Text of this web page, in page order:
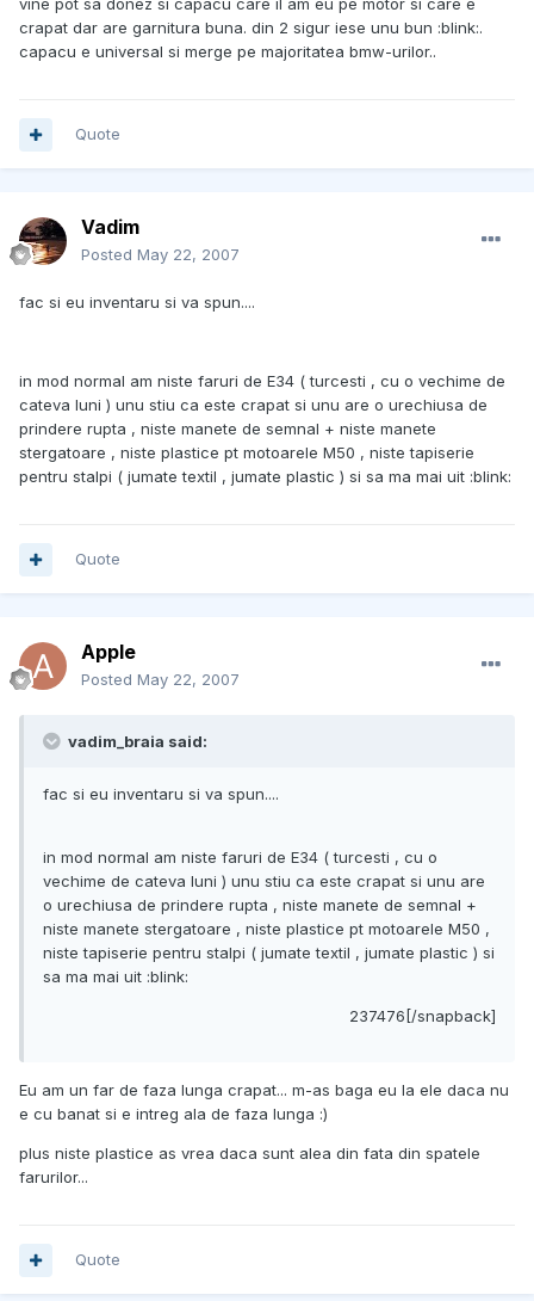
vine pot sa donez si capacu care il am eu pe motor si care e
crapat dar are garnitura buna. din 2 sigur iese unu bun :blink:.
capacu e universal si merge pe majoritatea bmw-urilor..
Quote
Vadim
Posted May 22, 2007
fac si eu inventaru si va spun....
in mod normal am niste faruri de E34 ( turcesti , cu o vechime de
cateva luni ) unu stiu ca este crapat si unu are o urechiusa de
prindere rupta , niste manete de semnal + niste manete
stergatoare , niste plastice pt motoarele M50 , niste tapiserie
pentru stalpi ( jumate textil , jumate plastic ) si sa ma mai uit :blink:
Quote
Apple
Posted May 22, 2007
vadim_braia said:
fac si eu inventaru si va spun....
in mod normal am niste faruri de E34 ( turcesti , cu o
vechime de cateva luni ) unu stiu ca este crapat si unu are
o urechiusa de prindere rupta , niste manete de semnal +
niste manete stergatoare , niste plastice pt motoarele M50 ,
niste tapiserie pentru stalpi ( jumate textil , jumate plastic ) si
sa ma mai uit :blink:
237476[/snapback]
Eu am un far de faza lunga crapat... m-as baga eu la ele daca nu
e cu banat si e intreg ala de faza lunga :)
plus niste plastice as vrea daca sunt alea din fata din spatele
farurilor...
Quote